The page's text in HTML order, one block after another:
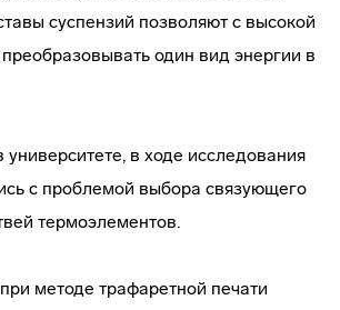
суспензий позволяют с высокой
один вид энергии в
университете, в ходе исследования
с проблемой выбора связующего
термоэлементов.
методе трафаретной печати